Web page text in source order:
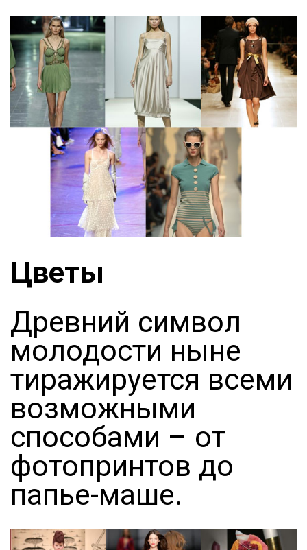
Цветы
Древний символ
молодости ныне
тиражируется всеми
возможными
способами – от
фотопринтов до
папье-маше.